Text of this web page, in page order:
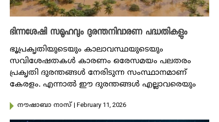
ഭിന്നശേഷി സമൂഹവും ദുരന്തനിവാരണ പദ്ധതികളും
ഭൂപ്രകൃതിയുടെയും കാലാവസ്ഥയുടെയും
സവിശേഷതകൾ കാരണം ഒരേസമയം പലതരം
പ്രകൃതി ദുരന്തങ്ങൾ നേരിടുന്ന സംസ്ഥാനമാണ്
കേരളം. എന്നാൽ ഈ ദുരന്തങ്ങൾ എല്ലാവരെയും
നൗഷാബാ നാസ് | February 11, 2026